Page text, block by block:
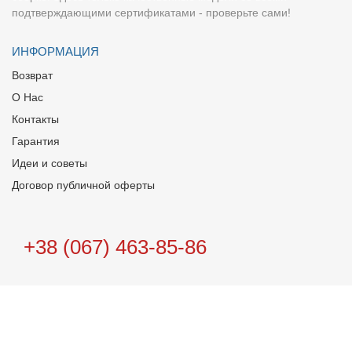
подтверждающими сертификатами - проверьте сами!
ИНФОРМАЦИЯ
Возврат
О Нас
Контакты
Гарантия
Идеи и советы
Договор публичной оферты
+38 (067) 463-85-86